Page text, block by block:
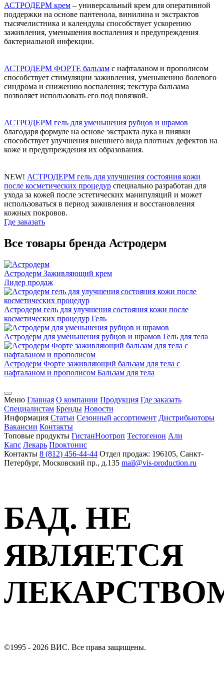
АСТРОДЕРМ крем – универсальный крем для оперативной
поддержки на основе пантенола, винилина и экстрактов
тысячелистника и календулы способствует ускорению
заживления, уменьшения воспаления и предупреждения
бактериальной инфекции.
АСТРОДЕРМ ФОРТЕ бальзам с нафталаном и прополисом
способствует стимуляции заживления, уменьшению болевого
синдрома и снижению воспаления; текстура бальзама
позволяет использовать его под повязкой.
АСТРОДЕРМ гель для уменьшения рубцов и шрамов
благодаря формуле на основе экстракта лука и пиявки
способствует улучшения внешнего вида плотных дефектов на
коже и предупреждения их образования.
NEW! АСТРОДЕРМ гель для улучшения состояния кожи
после косметических процедур специально разработан для
ухода за кожей после эстетических манипуляций и может
использоваться в период заживления и восстановления
кожных покровов.
Где заказать
Все товары бренда Астродерм
Астродерм Заживляющий крем
Лидер продаж
Астродерм гель для улучшения состояния кожи после
косметических процедур Гель
Астродерм для уменьшения рубцов и шрамов Гель для тела
Астродерм Форте заживляющий бальзам для тела с
нафталаном и прополисом Бальзам для тела
Меню Главная О компании Продукция Где заказать
Специалистам Бренды Новости
Информация Статьи Сезонный ассортимент Дистрибьюторы
Вакансии Контакты
Топовые продукты ГистанНоотроп Тестогенон Али
Капс Лекарь Проктонис
Контакты 8 (812) 456-44-44 Отдел продаж: 196105, Санкт-
Петербург, Московский пр., д.135 mail@vis-production.ru
БАД. НЕ
ЯВЛЯЕТСЯ
©1995 - 2026 ВИС. Все права защищены.